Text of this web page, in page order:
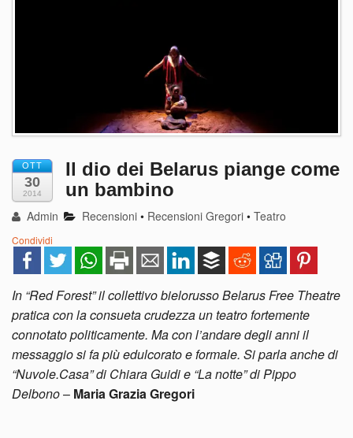
OTT
30
2014
Il dio dei Belarus piange come
un bambino
Admin Recensioni • Recensioni Gregori •Teatro
Condividi
In “Red Forest” il collettivo bielorusso Belarus Free Theatre
pratica con la consueta crudezza un teatro fortemente
connotato politicamente. Ma con l’andare degli anni il
messaggio si fa più edulcorato e formale. Si parla anche di
“Nuvole.Casa” di Chiara Guidi e “La notte” di Pippo
Delbono– Maria Grazia Gregori